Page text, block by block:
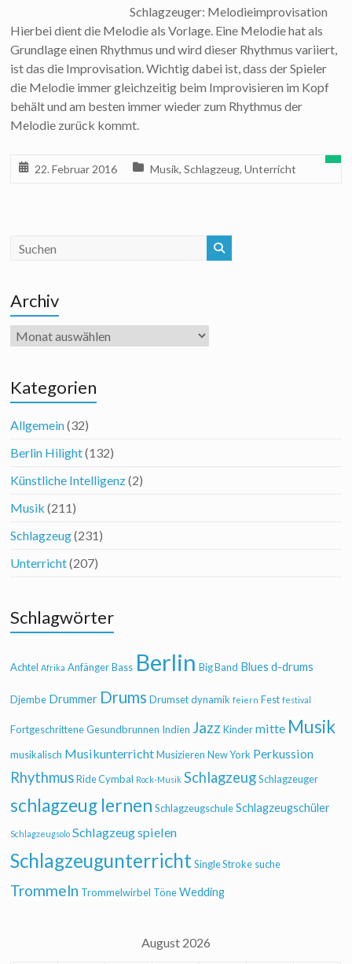
Schlagzeuger: Melodieimprovisation
Hierbei dient die Melodie als Vorlage. Eine Melodie hat als
Grundlage einen Rhythmus und wird dieser Rhythmus variiert,
ist das die Improvisation. Wichtig dabei ist, dass der Spieler
die Melodie immer gleichzeitig beim Improvisieren im Kopf
behält und am besten immer wieder zum Rhythmus der
Melodie zurück kommt.
22. Februar 2016 Musik,Schlagzeug,Unterricht
Archiv
Archiv
Kategorien
Allgemein(32)
Berlin Hilight(132)
Künstliche Intelligenz(2)
Musik (211)
Schlagzeug(231)
Unterricht(207)
Schlagwörter
Achtel Afrika Anfänger Bass Berlin Big Band Blues d-drums
Djembe Drummer Drums Drumset dynamik feiern Fest festival
Fortgeschrittene Gesundbrunnen Indien Jazz Kinder mitte Musik
musikalisch Musikunterricht Musizieren New York Perkussion
Rhythmus Ride Cymbal Rock-Musik Schlagzeug Schlagzeuger
schlagzeug lernen Schlagzeugschule Schlagzeugschüler
Schlagzeugsolo Schlagzeug spielen
Schlagzeugunterricht Single Stroke suche
Trommeln Trommelwirbel Töne Wedding
August 2026